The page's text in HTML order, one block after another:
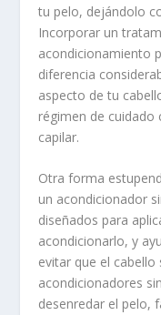
tu pelo, dejándolo
Incorporar un
acondicionamiento
diferencia
aspecto de tu
régimen de cuidado
capilar.
Otra forma
un acondicionador
diseñados para
acondicionarlo, y
evitar que el cabello
acondicionadores
desenredar el pelo,